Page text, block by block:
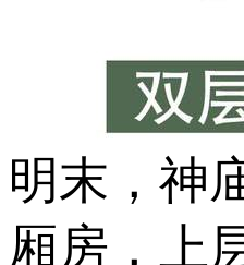
明末，神
厢房，上